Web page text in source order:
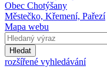
Obec Chotýšany
Městečko, Křemení, Pařezí
Mapa webu
Hledat
rozšířené vyhledávání